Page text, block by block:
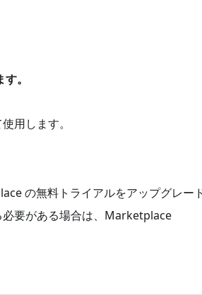
す。
用します。
の無料トライアルをアップグレー
必要がある場合は、Marketplace